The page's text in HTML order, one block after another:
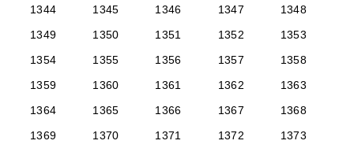
1344
1345 1346 1347
1348
1349
1350 1351 1352
1353
1354
1355 1356 1357
1358
1359
1360 1361 1362
1363
1364
1365 1366 1367
1368
1369
1370 1371 1372
1373